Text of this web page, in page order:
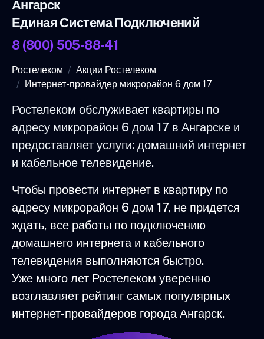
Ангарск
Единая Система Подключений
8 (800) 505-88-41
Ростелеком
Акции Ростелеком
Интернет-провайдер микрорайон 6 дом 17
Ростелеком обслуживает квартиры по
адресу микрорайон 6 дом 17 в Ангарске и
предоставляет услуги: домашний интернет
и кабельное телевидение.
Чтобы провести интернет в квартиру по
адресу микрорайон 6 дом 17, не придется
ждать, все работы по подключению
домашнего интернета и кабельного
телевидения выполняются быстро.
Уже много лет Ростелеком уверенно
возглавляет рейтинг самых популярных
интернет-провайдеров города Ангарск.